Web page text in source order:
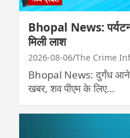
Bhopal News: पर्यटन
मिली लाश
2026-08-06 The Crime
Bhopal News: दुर्गंध आने
खबर, शव पीएम के लिए…